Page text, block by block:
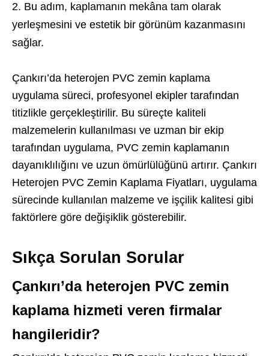
Bu adım, kaplamanın mekâna tam olarak
yerleşmesini ve estetik bir görünüm kazanmasını
sağlar.
Çankırı’da heterojen PVC zemin kaplama
uygulama süreci, profesyonel ekipler tarafından
titizlikle gerçekleştirilir. Bu süreçte kaliteli
malzemelerin kullanılması ve uzman bir ekip
tarafından uygulama, PVC zemin kaplamanın
dayanıklılığını ve uzun ömürlülüğünü artırır. Çankırı
Heterojen PVC Zemin Kaplama Fiyatları, uygulama
sürecinde kullanılan malzeme ve işçilik kalitesi gibi
faktörlere göre değişiklik gösterebilir.
Sıkça Sorulan Sorular
Çankırı’da heterojen PVC zemin
kaplama hizmeti veren firmalar
hangileridir?